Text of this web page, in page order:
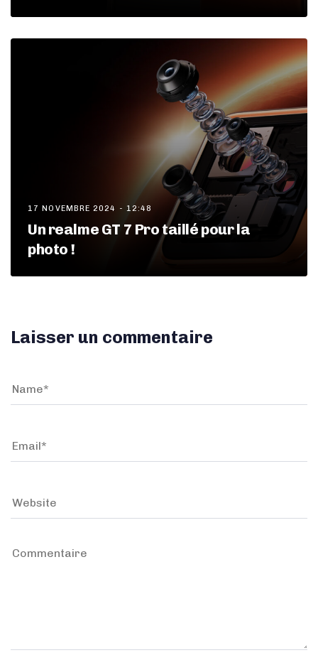
17 NOVEMBRE 2024 - 12:48
Un realme GT 7 Pro taillé pour la
photo !
Laisser un commentaire